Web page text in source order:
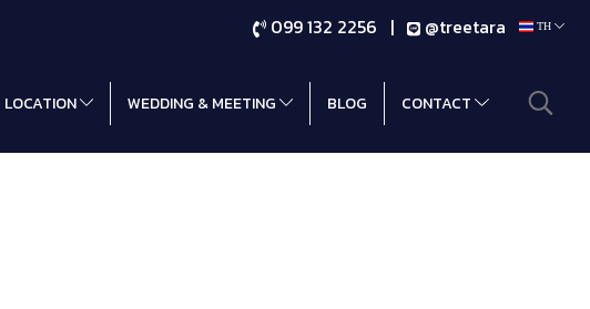
099 132 2256 | @treetara TH
LOCATION WEDDING & MEETING BLOG CONTACT